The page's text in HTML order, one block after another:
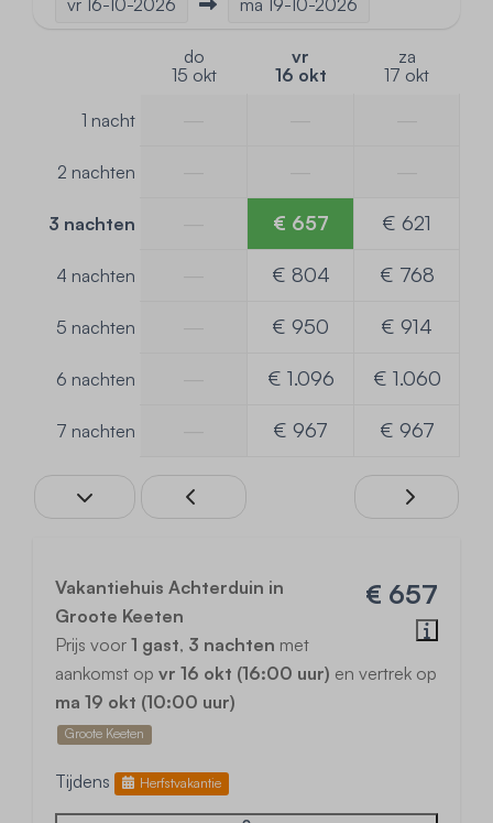
vr 16-10-2026 ma 19-10-2026
do
15 okt
vr
16 okt
za
17 okt
1 nacht
2 nachten
3 nachten € 657 € 621
4 nachten € 804 € 768
5 nachten € 950 € 914
6 nachten € 1.096 € 1.060
7 nachten € 967 € 967
€ 657
Vakantiehuis Achterduin in
Groote Keeten
Prijs voor 1 gast, 3 nachten met
aankomst op vr 16 okt (16:00 uur) en vertrek op
ma 19 okt (10:00 uur)
Groote Keeten
Tijdens Herfstvakantie